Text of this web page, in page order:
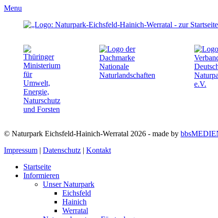
Menu
© Naturpark Eichsfeld-Hainich-Werratal 2026 - made by
Impressum | Datenschutz | Kontakt
Startseite
Informieren
Unser Naturpark
Eichsfeld
Hainich
Werratal